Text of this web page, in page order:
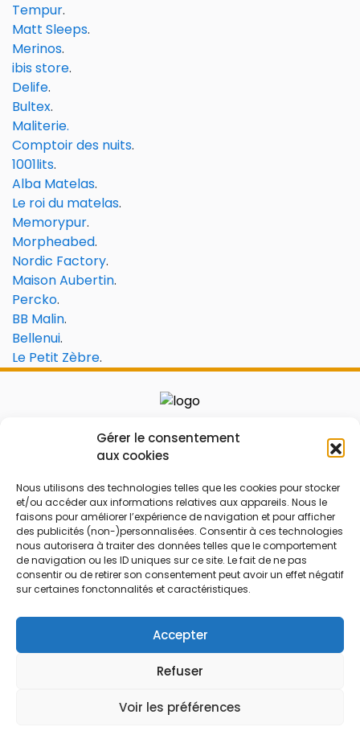
Gérer le consentement
aux cookies
Nous utilisons des technologies telles que les cookies pour stocker
et/ou accéder aux informations relatives aux appareils. Nous le
faisons pour améliorer l’expérience de navigation et pour afficher
des publicités (non-)personnalisées. Consentir à ces technologies
nous autorisera à traiter des données telles que le comportement
de navigation ou les ID uniques sur ce site. Le fait de ne pas
consentir ou de retirer son consentement peut avoir un effet négatif
sur certaines fonctonnalités et caractéristiques.
Accepter
Refuser
Voir les préférences
Tempur.
Matt Sleeps.
Merinos.
ibis store.
Delife.
Bultex.
Maliterie.
Comptoir des nuits.
1001lits.
Alba Matelas.
Le roi du matelas.
Memorypur.
Morpheabed.
Nordic Factory.
Maison Aubertin.
Percko.
BB Malin.
Bellenui.
Le Petit Zèbre.
Le prix peut être réduit !
FAQ
Qui sommes nous
Contactez-nous
Mentions légales
Code réduction
Bons plans
Soldes
French Days
© 2026 Tous droits réservés.